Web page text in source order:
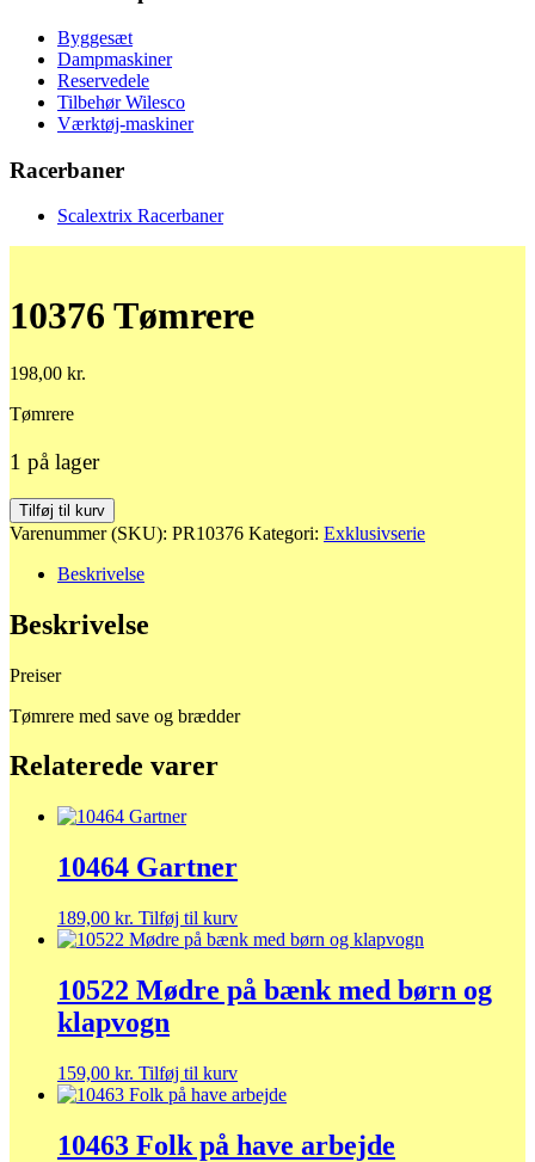
Byggesæt
Dampmaskiner
Reservedele
Tilbehør Wilesco
Værktøj-maskiner
Racerbaner
Scalextrix Racerbaner
10376 Tømrere
198,00 kr.
Tømrere
1 på lager
10376
Tømrere
Tilføj til kurv
Varenummer (SKU): PR10376 Kategori: Exklusivserie
Beskrivelse
Beskrivelse
Preiser
Tømrere med save og brædder
Relaterede varer
10464 Gartner
189,00 kr. Tilføj til kurv
10522 Mødre på bænk med børn og
klapvogn
159,00 kr. Tilføj til kurv
10463 Folk på have arbejde